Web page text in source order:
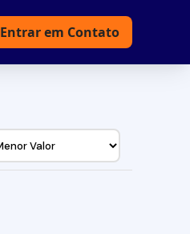
Entrar em Contato